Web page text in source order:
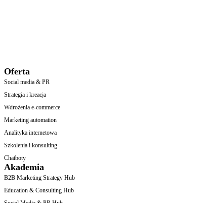
Oferta
Social media & PR
Strategia i kreacja
Wdrożenia e-commerce
Marketing automation
Analityka internetowa
Szkolenia i konsulting
Chatboty
Akademia
B2B Marketing Strategy Hub
Education & Consulting Hub